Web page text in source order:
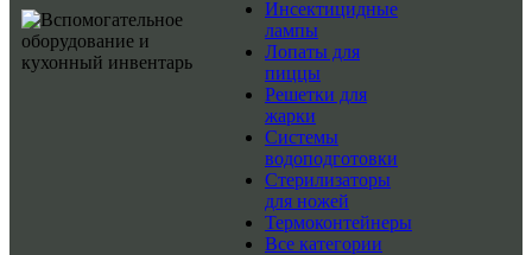
Инсектицидные
лампы
Лопаты для
пиццы
Решетки для
жарки
Системы
водоподготовки
Стерилизаторы
для ножей
Термоконтейнеры
Все категории